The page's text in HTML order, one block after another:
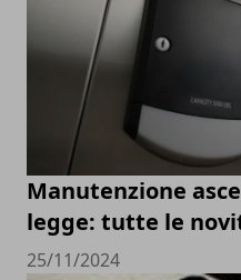
Manutenzione
legge: tutte le
25/11/2024